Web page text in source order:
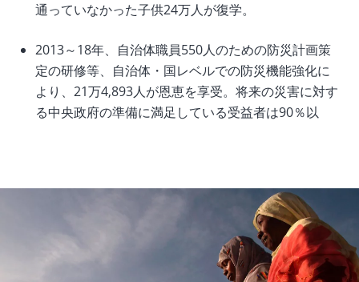
通っていなかった子供24万人が復学。
2013～18年、自治体職員550人のための防災計画策
定の研修等、自治体・国レベルでの防災機能強化に
より、21万4,893人が恩恵を享受。将来の災害に対す
る中央政府の準備に満足している受益者は90％以